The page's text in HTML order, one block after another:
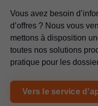
Vous avez besoin
d’offres ? Nous vous
mettons à disposition
toutes nos solutions
pratique pour les
Vers le service